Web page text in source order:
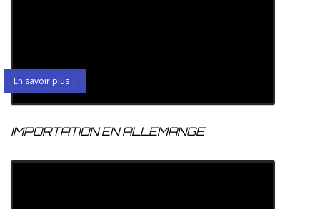
En savoir plus +
IMPORTATION EN ALLEMANGE